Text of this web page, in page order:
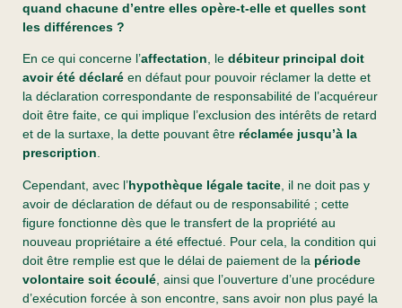
quand chacune d’entre elles opère-t-elle et quelles sont
les différences ?
En ce qui concerne l’affectation, le débiteur principal doit
avoir été déclaré en défaut pour pouvoir réclamer la dette et
la déclaration correspondante de responsabilité de l’acquéreur
doit être faite, ce qui implique l’exclusion des intérêts de retard
et de la surtaxe, la dette pouvant être réclamée jusqu’à la
prescription.
Cependant, avec l’hypothèque légale tacite , il ne doit pas y
avoir de déclaration de défaut ou de responsabilité ; cette
figure fonctionne dès que le transfert de la propriété au
nouveau propriétaire a été effectué. Pour cela, la condition qui
doit être remplie est que le délai de paiement de la période
volontaire soit écoulé , ainsi que l’ouverture d’une procédure
d’exécution forcée à son encontre, sans avoir non plus payé la